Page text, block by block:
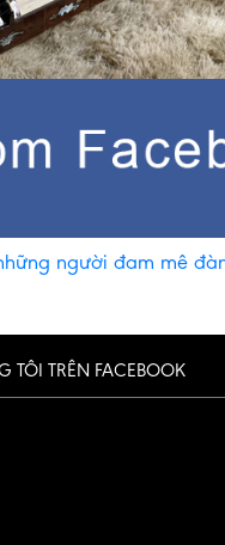
người đam mê
TÔI TRÊN FACEBOOK